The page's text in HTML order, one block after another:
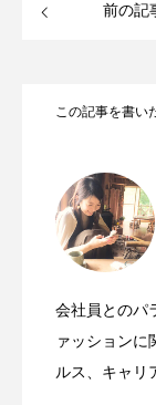
前の記
この記事を書い
会社員とのパ
ァッションに
ルス、キャリ
2024.04.14
2023.12.21
2023.10.21